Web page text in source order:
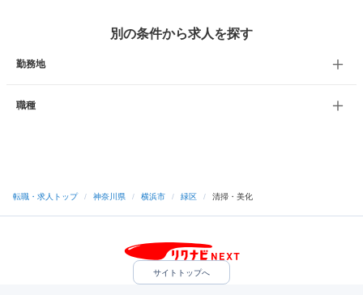
別の条件から求人を探す
勤務地
職種
転職・求人トップ / 神奈川県 / 横浜市 / 緑区 / 清掃・美化
サイトトップへ